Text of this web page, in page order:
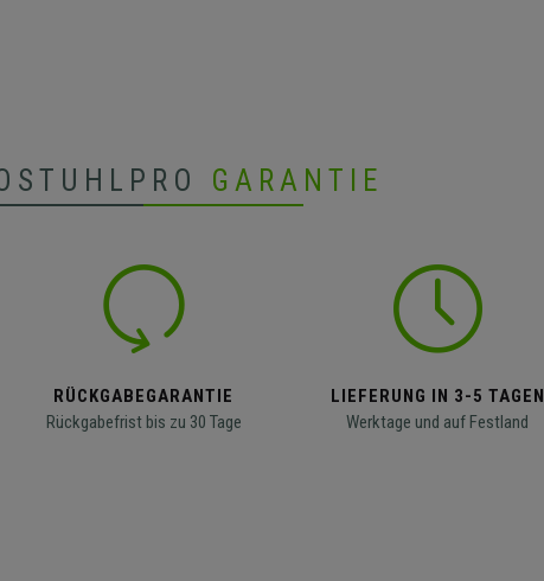
GARANTIE
RÜCKGABEGARANTIE
Rückgabefrist bis zu 30 Tage
LIEFERUNG IN 3-5 TAGEN
Werktage und auf Festland